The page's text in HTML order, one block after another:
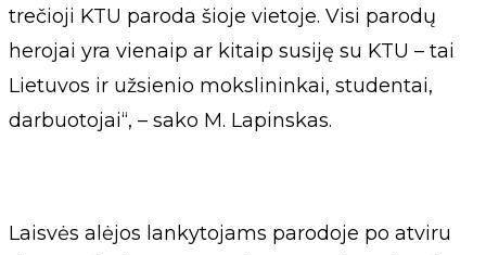
trečioji KTU paroda šioje vietoje. Visi parodų
herojai yra vienaip ar kitaip susiję su KTU – tai
Lietuvos ir užsienio mokslininkai, studentai,
darbuotojai“, – sako M. Lapinskas.
Laisvės alėjos lankytojams parodoje po atviru